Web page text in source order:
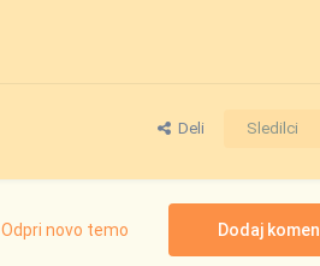
Deli Sledilci
Dodaj
Odpri novo temo